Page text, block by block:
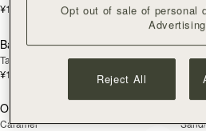
¥108,900 +10
カートに
Barra Mini
Tan
¥115,500
カート
Osette Midi Pouch
Caramel
Opt out of sale of personal
Advertising
Reject All